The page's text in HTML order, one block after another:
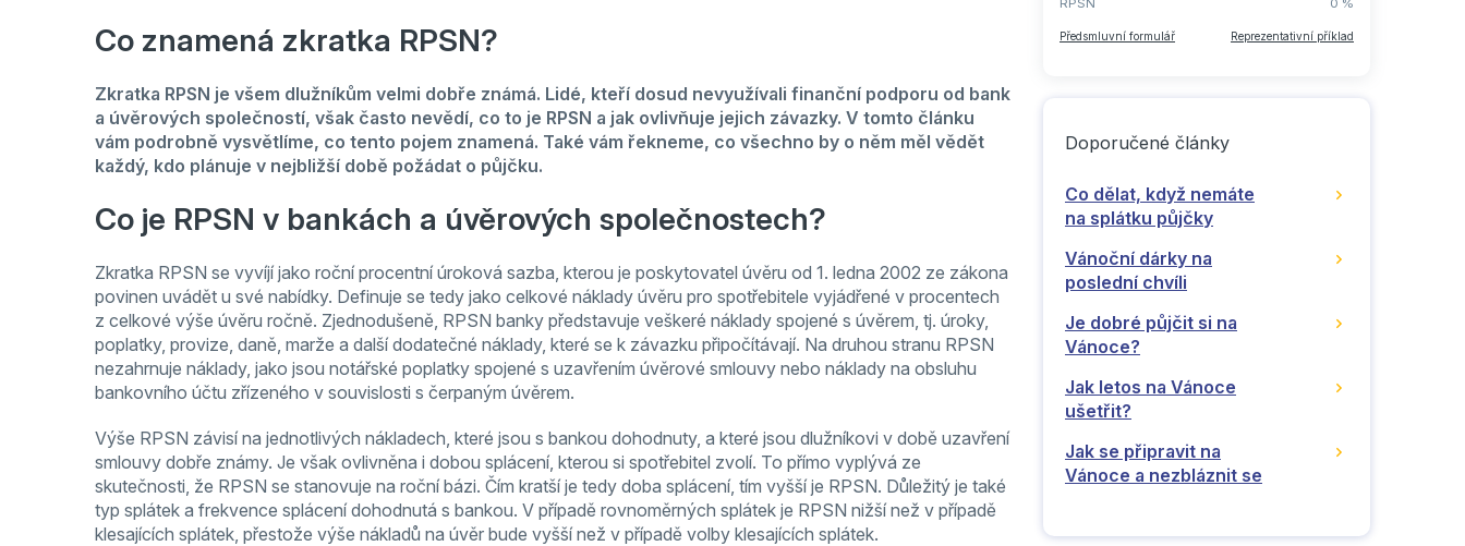
Co znamená zkratka RPSN?
Zkratka RPSN je všem dlužníkům velmi dobře známá. Lidé, kteří dosud nevyužívali finanční podporu od bank
a úvěrových společností, však často nevědí, co to je RPSN a jak ovlivňuje jejich závazky. V tomto článku
vám podrobně vysvětlíme, co tento pojem znamená. Také vám řekneme, co všechno by o něm měl vědět
každý, kdo plánuje v nejbližší době požádat o půjčku.
Co je RPSN v bankách a úvěrových společnostech?
Zkratka RPSN se vyvíjí jako roční procentní úroková sazba, kterou je poskytovatel úvěru od 1. ledna 2002 ze zákona
povinen uvádět u své nabídky. Definuje se tedy jako celkové náklady úvěru pro spotřebitele vyjádřené v procentech
z celkové výše úvěru ročně. Zjednodušeně, RPSN banky představuje veškeré náklady spojené s úvěrem, tj. úroky,
poplatky, provize, daně, marže a další dodatečné náklady, které se k závazku připočítávají. Na druhou stranu RPSN
nezahrnuje náklady, jako jsou notářské poplatky spojené s uzavřením úvěrové smlouvy nebo náklady na obsluhu
bankovního účtu zřízeného v souvislosti s čerpaným úvěrem.
Výše RPSN závisí na jednotlivých nákladech, které jsou s bankou dohodnuty, a které jsou dlužníkovi v době uzavření
smlouvy dobře známy. Je však ovlivněna i dobou splácení, kterou si spotřebitel zvolí. To přímo vyplývá ze
skutečnosti, že RPSN se stanovuje na roční bázi. Čím kratší je tedy doba splácení, tím vyšší je RPSN. Důležitý je také
typ splátek a frekvence splácení dohodnutá s bankou. V případě rovnoměrných splátek je RPSN nižší než v případě
klesajících splátek, přestože výše nákladů na úvěr bude vyšší než v případě volby klesajících splátek.
RPSN
0 %
Předsmluvní formulář Reprezentativní příklad
Doporučené články
Co dělat, když nemáte
na splátku půjčky
Vánoční dárky na
poslední chvíli
Je dobré půjčit si na
Vánoce?
Jak letos na Vánoce
ušetřit?
Jak se připravit na
Vánoce a nezbláznit se